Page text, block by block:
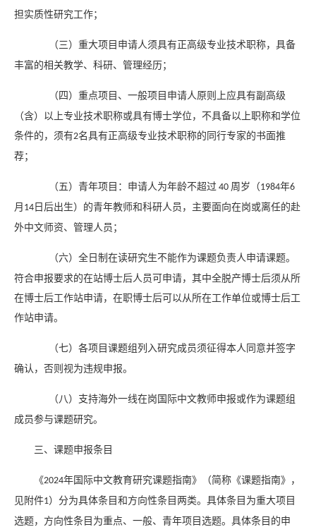
担实质性研究工作；
（三）重大项目申请人须具有正高级专业技术职称，具备
丰富的相关教学、科研、管理经历；
（四）重点项目、一般项目申请人原则上应具有副高级
（含）以上专业技术职称或具有博士学位，不具备以上职称和学位
条件的，须有2名具有正高级专业技术职称的同行专家的书面推
荐；
（五）青年项目：申请人为年龄不超过 40 周岁（1984年6
月 14 日后出生）的青年教师和科研人员，主要面向在岗或离任的赴
外中文师资、管理人员；
（六）全日制在读研究生不能作为课题负责人申请课题。
符合申报要求的在站博士后人员可申请，其中全脱产博士后须从所
在博士后工作站申请，在职博士后可以从所在工作单位或博士后工
作站申请。
（七）各项目课题组列入研究成员须征得本人同意并签字
确认，否则视为违规申报。
（八）支持海外一线在岗国际中文教师申报或作为课题组
成员参与课题研究。
三、课题申报条目
《2024年国际中文教育研究课题指南》（简称《课题指南》，
见附件1）分为具体条目和方向性条目两类。具体条目为重大项目
选题，方向性条目为重点、一般、青年项目选题。具体条目的申